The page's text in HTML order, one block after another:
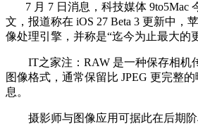
7 月 7 日消息，科技媒体 9to5Mac
文，报道称在 iOS 27 Beta 3 更新中，
像处理引擎，并称是“迄今为止最大的
IT之家注：RAW 是一种保存相机
图像格式，通常保留比 JPEG 更完整
息。
摄影师与图像应用可据此在后期阶